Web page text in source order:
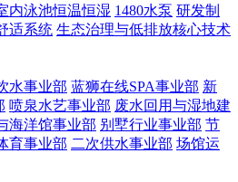
内泳池恒温恒湿 1480水泵 研发制
适系统 生态治理与低排放核心技术
水事业部 蓝狮在线SPA事业部 新
喷泉水艺事业部 废水回用与湿地建
海洋馆事业部 别墅行业事业部 节
育事业部 二次供水事业部 场馆运